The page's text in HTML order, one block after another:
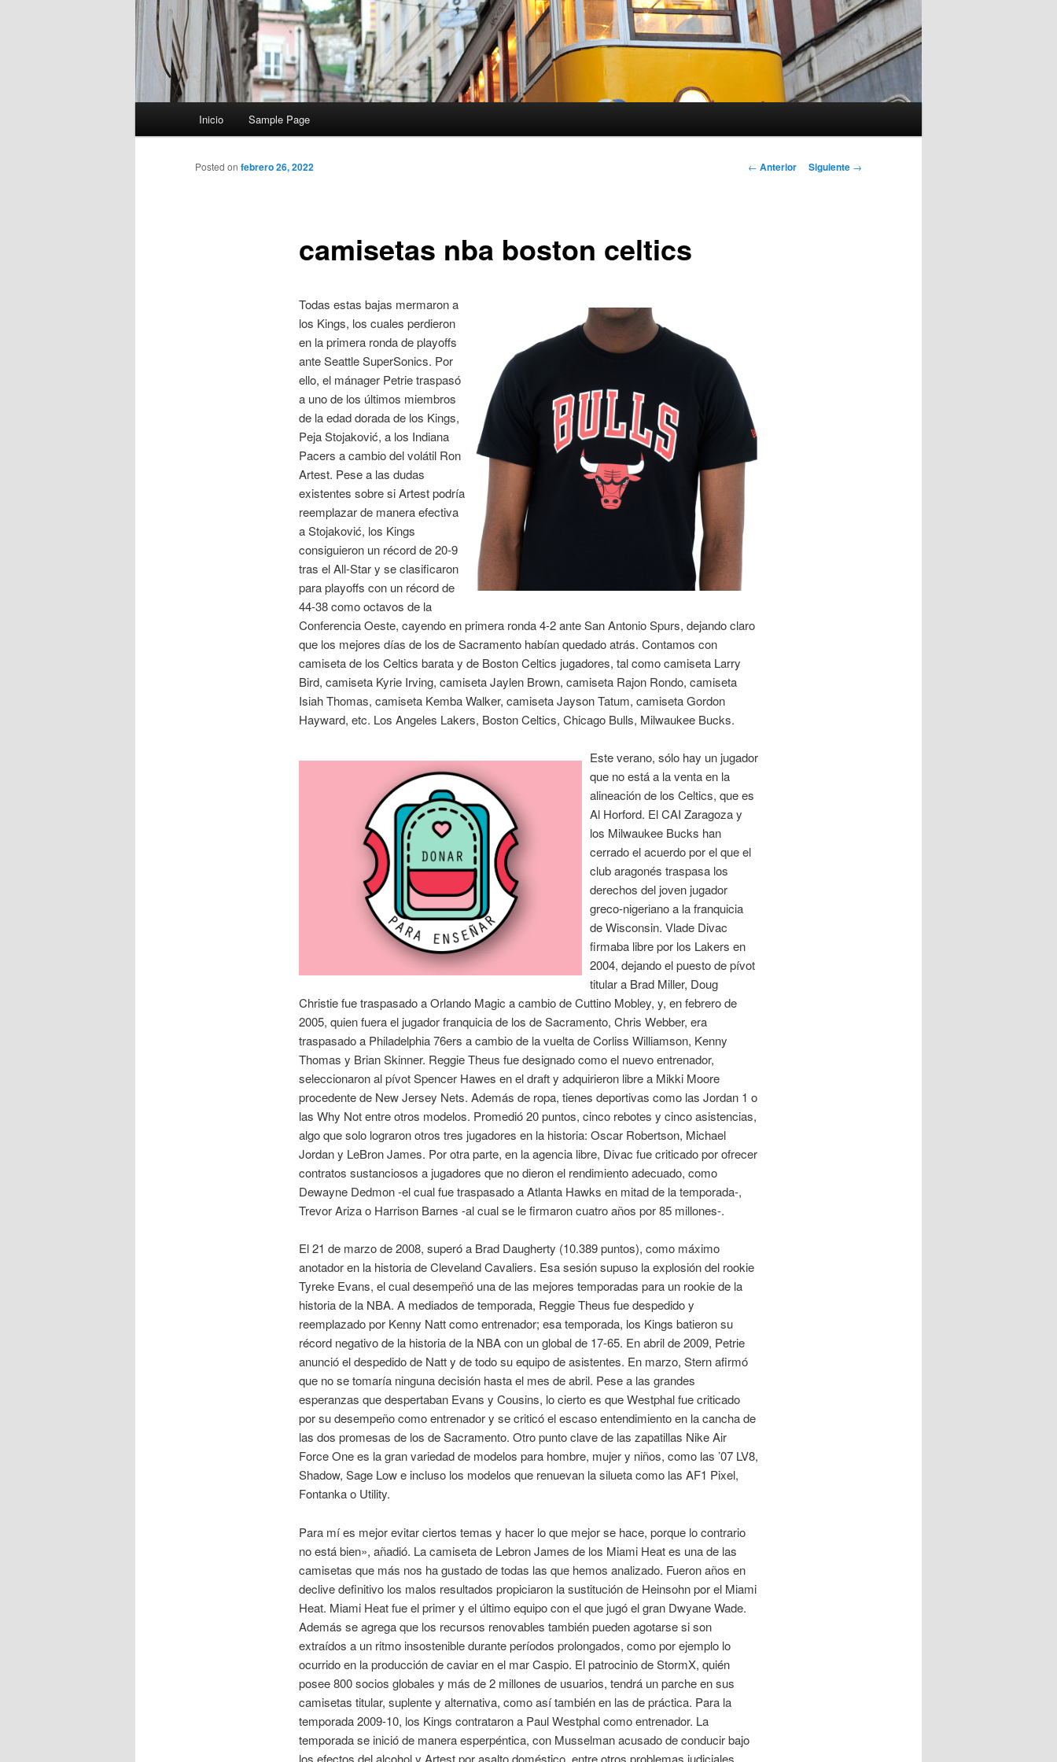
Inicio Sample Page
Navegación
← Anterior Siguiente →
camisetas nba boston celtics
Posted on febrero 26, 2022
Todas estas bajas mermaron a
los Kings, los cuales perdieron
en la primera ronda de playoffs
ante Seattle SuperSonics. Por
ello, el mánager Petrie traspasó
a uno de los últimos miembros
de la edad dorada de los Kings,
Peja Stojaković, a los Indiana
Pacers a cambio del volátil Ron
Artest. Pese a las dudas
existentes sobre si Artest podría
reemplazar de manera efectiva
a Stojaković, los Kings
consiguieron un récord de 20-9
tras el All-Star y se clasificaron
para playoffs con un récord de
44-38 como octavos de la
Conferencia Oeste, cayendo en primera ronda 4-2 ante San Antonio Spurs, dejando claro
que los mejores días de los de Sacramento habían quedado atrás. Contamos con
camiseta de los Celtics barata y de Boston Celtics jugadores, tal como camiseta Larry
Bird, camiseta Kyrie Irving, camiseta Jaylen Brown, camiseta Rajon Rondo, camiseta
Isiah Thomas, camiseta Kemba Walker, camiseta Jayson Tatum, camiseta Gordon
Hayward, etc. Los Angeles Lakers, Boston Celtics, Chicago Bulls, Milwaukee Bucks.
Este verano, sólo hay un jugador
que no está a la venta en la
alineación de los Celtics, que es
Al Horford. El CAI Zaragoza y
los Milwaukee Bucks han
cerrado el acuerdo por el que el
club aragonés traspasa los
derechos del joven jugador
greco-nigeriano a la franquicia
de Wisconsin. Vlade Divac
firmaba libre por los Lakers en
2004, dejando el puesto de pívot
titular a Brad Miller, Doug
Christie fue traspasado a Orlando Magic a cambio de Cuttino Mobley, y, en febrero de
2005, quien fuera el jugador franquicia de los de Sacramento, Chris Webber, era
traspasado a Philadelphia 76ers a cambio de la vuelta de Corliss Williamson, Kenny
Thomas y Brian Skinner. Reggie Theus fue designado como el nuevo entrenador,
seleccionaron al pívot Spencer Hawes en el draft y adquirieron libre a Mikki Moore
procedente de New Jersey Nets. Además de ropa, tienes deportivas como las Jordan 1 o
las Why Not entre otros modelos. Promedió 20 puntos, cinco rebotes y cinco asistencias,
algo que solo lograron otros tres jugadores en la historia: Oscar Robertson, Michael
Jordan y LeBron James. Por otra parte, en la agencia libre, Divac fue criticado por ofrecer
contratos sustanciosos a jugadores que no dieron el rendimiento adecuado, como
Dewayne Dedmon -el cual fue traspasado a Atlanta Hawks en mitad de la temporada-,
Trevor Ariza o Harrison Barnes -al cual se le firmaron cuatro años por 85 millones-.
El 21 de marzo de 2008, superó a Brad Daugherty (10.389 puntos), como máximo
anotador en la historia de Cleveland Cavaliers. Esa sesión supuso la explosión del rookie
Tyreke Evans, el cual desempeñó una de las mejores temporadas para un rookie de la
historia de la NBA. A mediados de temporada, Reggie Theus fue despedido y
reemplazado por Kenny Natt como entrenador; esa temporada, los Kings batieron su
récord negativo de la historia de la NBA con un global de 17-65. En abril de 2009, Petrie
anunció el despedido de Natt y de todo su equipo de asistentes. En marzo, Stern afirmó
que no se tomaría ninguna decisión hasta el mes de abril. Pese a las grandes
esperanzas que despertaban Evans y Cousins, lo cierto es que Westphal fue criticado
por su desempeño como entrenador y se criticó el escaso entendimiento en la cancha de
las dos promesas de los de Sacramento. Otro punto clave de las zapatillas Nike Air
Force One es la gran variedad de modelos para hombre, mujer y niños, como las ’07 LV8,
Shadow, Sage Low e incluso los modelos que renuevan la silueta como las AF1 Pixel,
Fontanka o Utility.
Para mí es mejor evitar ciertos temas y hacer lo que mejor se hace, porque lo contrario
no está bien», añadió. La camiseta de Lebron James de los Miami Heat es una de las
camisetas que más nos ha gustado de todas las que hemos analizado. Fueron años en
declive definitivo los malos resultados propiciaron la sustitución de Heinsohn por el Miami
Heat. Miami Heat fue el primer y el último equipo con el que jugó el gran Dwyane Wade.
Además se agrega que los recursos renovables también pueden agotarse si son
extraídos a un ritmo insostenible durante períodos prolongados, como por ejemplo lo
ocurrido en la producción de caviar en el mar Caspio. El patrocinio de StormX, quién
posee 800 socios globales y más de 2 millones de usuarios, tendrá un parche en sus
camisetas titular, suplente y alternativa, como así también en las de práctica. Para la
temporada 2009-10, los Kings contrataron a Paul Westphal como entrenador. La
temporada se inició de manera esperpéntica, con Musselman acusado de conducir bajo
los efectos del alcohol y Artest por asalto doméstico, entre otros problemas judiciales.